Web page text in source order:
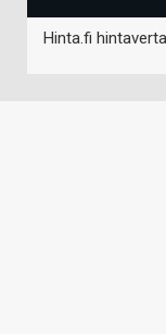
Hinta.fi